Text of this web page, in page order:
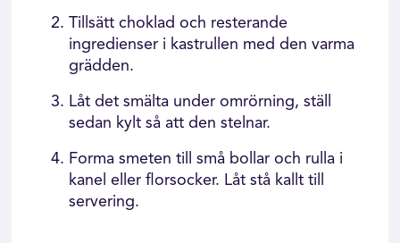
Tillsätt choklad och resterande
ingredienser i kastrullen med den varma
grädden.
Låt det smälta under omrörning, ställ
sedan kylt så att den stelnar.
Forma smeten till små bollar och rulla i
kanel eller florsocker. Låt stå kallt till
servering.